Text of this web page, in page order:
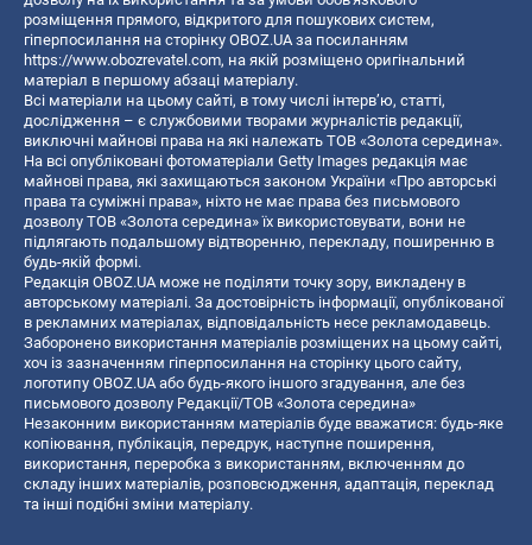
розміщення прямого, відкритого для пошукових систем,
гіперпосилання на сторінку OBOZ.UA за посиланням
https://www.obozrevatel.com, на якій розміщено оригінальний
матеріал в першому абзаці матеріалу.
Всі матеріали на цьому сайті, в тому числі інтерв’ю, статті,
дослідження – є службовими творами журналістів редакції,
виключні майнові права на які належать ТОВ «Золота середина».
На всі опубліковані фотоматеріали Getty Images редакція має
майнові права, які захищаються законом України «Про авторські
права та суміжні права», ніхто не має права без письмового
дозволу ТОВ «Золота середина» їх використовувати, вони не
підлягають подальшому відтворенню, перекладу, поширенню в
будь-якій формі.
Редакція OBOZ.UA може не поділяти точку зору, викладену в
авторському матеріалі. За достовірність інформації, опублікованої
в рекламних матеріалах, відповідальність несе рекламодавець.
Заборонено використання матеріалів розміщених на цьому сайті,
хоч із зазначенням гіперпосилання на сторінку цього сайту,
логотипу OBOZ.UA або будь-якого іншого згадування, але без
письмового дозволу Редакції/ТОВ «Золота середина»
Незаконним використанням матеріалів буде вважатися: будь-яке
копiювання, публiкацiя, передрук, наступне поширення,
використання, переробка з використанням, включенням до
складу інших матеріалів, розповсюдження, адаптація, переклад
та інші подібні зміни матеріалу.